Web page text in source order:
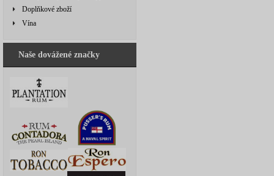
Doplňkové zboží
Vína
Naše dovážené značky